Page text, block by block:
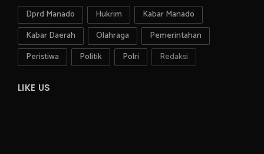
Dprd Manado Hukrim
Kabar Manado
Kabar Daerah
Olahraga
Pemerintahan
Peristiwa
Politik Polri Redaksi
LIKE US